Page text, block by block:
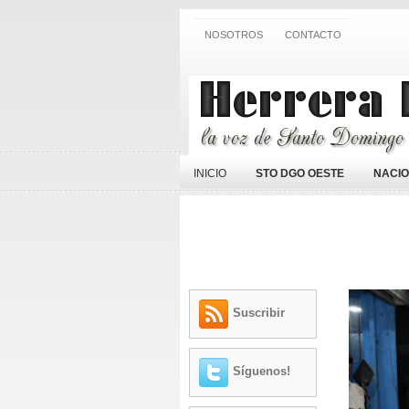
NOSOTROS CONTACTO
INICIO STO DGO OESTE
Suscribir
Síguenos!